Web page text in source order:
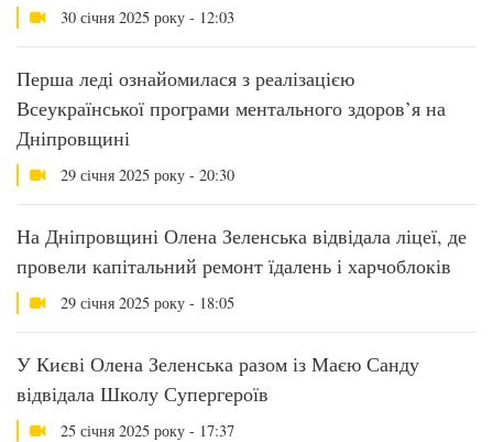
30 січня 2025 року - 12:03
Перша леді ознайомилася з реалізацією
Всеукраїнської програми ментального здоров’я на
Дніпровщині
29 січня 2025 року - 20:30
На Дніпровщині Олена Зеленська відвідала ліцеї, де
провели капітальний ремонт їдалень і харчоблоків
29 січня 2025 року - 18:05
У Києві Олена Зеленська разом із Маєю Санду
відвідала Школу Супергероїв
25 січня 2025 року - 17:37